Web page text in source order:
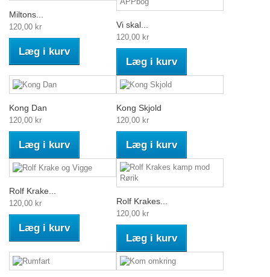
Miltons...
120,00 kr
Læg i kurv
Vi skal...
120,00 kr
Læg i kurv
Kong Dan
120,00 kr
Læg i kurv
Kong Skjold
120,00 kr
Læg i kurv
Rolf Krake...
120,00 kr
Læg i kurv
Rolf Krakes...
120,00 kr
Læg i kurv